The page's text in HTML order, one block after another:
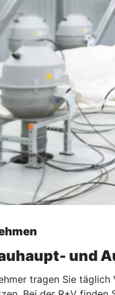
und
tragen Sie